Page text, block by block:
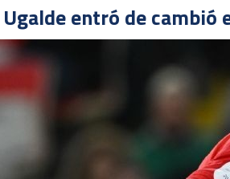
entró de cambió